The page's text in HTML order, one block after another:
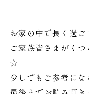
お家の中で長く過ご
ご家族皆さまがく
☆
少しでもご参考に